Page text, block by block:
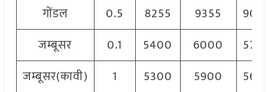
गोंडल
0.5 8255 9355
जम्बूसर
0.1 5400 6000
जम्बूसर(कावी)
1 5300 5900